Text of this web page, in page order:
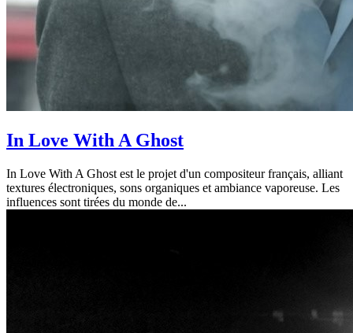
In Love With A Ghost
In Love With A Ghost est le projet d'un compositeur français, alliant
textures électroniques, sons organiques et ambiance vaporeuse. Les
influences sont tirées du monde de...